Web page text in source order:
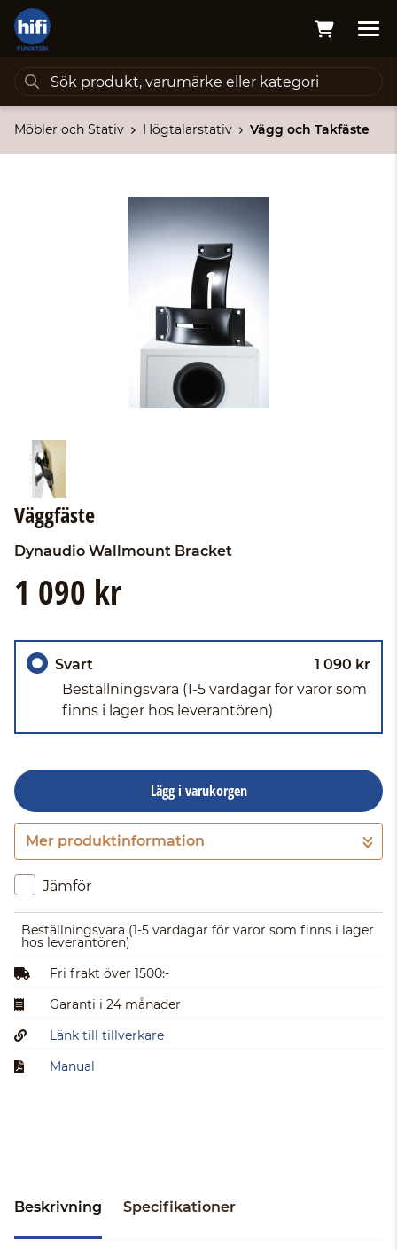
Möbler och Stativ Högtalarstativ Vägg och Takfäste
Väggfäste
Dynaudio Wallmount Bracket
1 090 kr
Svart
1 090 kr
Beställningsvara (1-5 vardagar för varor som
finns i lager hos leverantören)
Lägg i varukorgen
Gå till kassan
Mer produktinformation
Jämför
Beställningsvara (1-5 vardagar för varor som finns i lager
hos leverantören)
Fri frakt över 1500:-
Garanti i 24 månader
Länk till tillverkare
Manual
Beskrivning Specifikationer